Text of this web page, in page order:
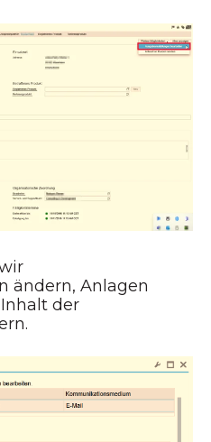
ändern, Anlagen
der